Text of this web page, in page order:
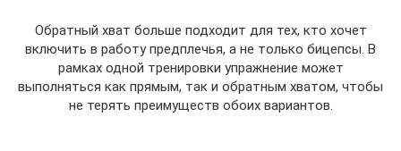
Обратный хват больше подходит для тех, кто хочет
включить в работу предплечья, а не только бицепсы. В
рамках одной тренировки упражнение может
выполняться как прямым, так и обратным хватом, чтобы
не терять преимуществ обоих вариантов.